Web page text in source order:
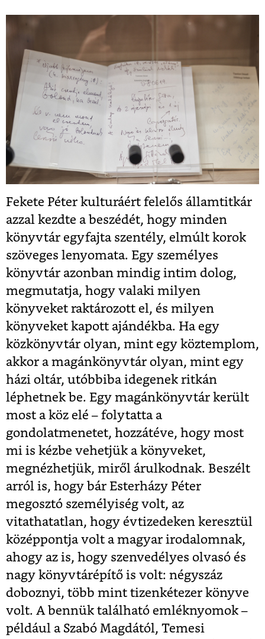
Fekete Péter kulturáért felelős államtitkár
azzal kezdte a beszédét, hogy minden
könyvtár egyfajta szentély, elmúlt korok
szöveges lenyomata. Egy személyes
könyvtár azonban mindig intim dolog,
megmutatja, hogy valaki milyen
könyveket raktározott el, és milyen
könyveket kapott ajándékba. Ha egy
közkönyvtár olyan, mint egy köztemplom,
akkor a magánkönyvtár olyan, mint egy
házi oltár, utóbbiba idegenek ritkán
léphetnek be. Egy magánkönyvtár került
most a köz elé – folytatta a
gondolatmenetet, hozzátéve, hogy most
mi is kézbe vehetjük a könyveket,
megnézhetjük, miről árulkodnak. Beszélt
arról is, hogy bár Esterházy Péter
megosztó személyiség volt, az
vitathatatlan, hogy évtizedeken keresztül
középpontja volt a magyar irodalomnak,
ahogy az is, hogy szenvedélyes olvasó és
nagy könyvtárépítő is volt: négyszáz
doboznyi, több mint tizenkétezer könyve
volt. A bennük található emléknyomok –
például a Szabó Magdától, Temesi